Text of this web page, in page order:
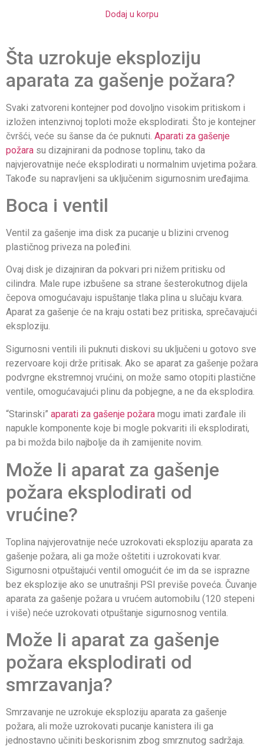
Dodaj u korpu
Šta uzrokuje eksploziju
aparata za gašenje požara?
Svaki zatvoreni kontejner pod dovoljno visokim pritiskom i
izložen intenzivnoj toploti može eksplodirati. Što je kontejner
čvršći, veće su šanse da će puknuti. Aparati za gašenje
požara su dizajnirani da podnose toplinu, tako da
najvjerovatnije neće eksplodirati u normalnim uvjetima požara.
Takođe su napravljeni sa uključenim sigurnosnim uređajima.
Boca i ventil
Ventil za gašenje ima disk za pucanje u blizini crvenog
plastičnog priveza na poleđini.
Ovaj disk je dizajniran da pokvari pri nižem pritisku od
cilindra. Male rupe izbušene sa strane šesterokutnog dijela
čepova omogućavaju ispuštanje tlaka plina u slučaju kvara.
Aparat za gašenje će na kraju ostati bez pritiska, sprečavajući
eksploziju.
Sigurnosni ventili ili puknuti diskovi su uključeni u gotovo sve
rezervoare koji drže pritisak. Ako se aparat za gašenje požara
podvrgne ekstremnoj vrućini, on može samo otopiti plastične
ventile, omogućavajući plinu da pobjegne, a ne da eksplodira.
“Starinski” aparati za gašenje požara mogu imati zarđale ili
napukle komponente koje bi mogle pokvariti ili eksplodirati,
pa bi možda bilo najbolje da ih zamijenite novim.
Može li aparat za gašenje
požara eksplodirati od
vrućine?
Toplina najvjerovatnije neće uzrokovati eksploziju aparata za
gašenje požara, ali ga može oštetiti i uzrokovati kvar.
Sigurnosni otpuštajući ventil omogućit će im da se isprazne
bez eksplozije ako se unutrašnji PSI previše poveća. Čuvanje
aparata za gašenje požara u vrućem automobilu (120 stepeni
i više) neće uzrokovati otpuštanje sigurnosnog ventila.
Može li aparat za gašenje
požara eksplodirati od
smrzavanja?
Smrzavanje ne uzrokuje eksploziju aparata za gašenje
požara, ali može uzrokovati pucanje kanistera ili ga
jednostavno učiniti beskorisnim zbog smrznutog sadržaja.